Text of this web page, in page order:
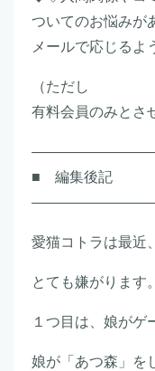
ついてのお悩みが
メールで応じるよ
（ただし
有料会員のみとさ
■ 編集後記
愛猫コトラは最近
とても嫌がります。
１つ目は、娘がゲ
娘が「あつ森」を